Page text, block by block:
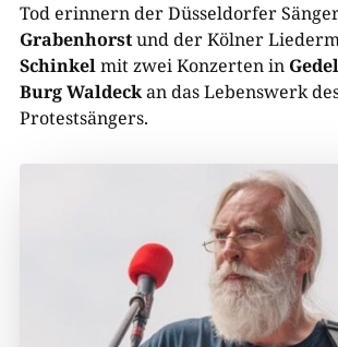
Tod erinnern der Düsseldorfer
Grabenhorstund der Kölner
Schinkelmit zwei Konzerten in
Burg Waldeckan das Lebenswerk
Protestsängers.